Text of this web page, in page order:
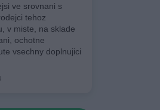
ve srovnani s
tehoz
v miste, na sklade
ochotne
vsechny doplnujici